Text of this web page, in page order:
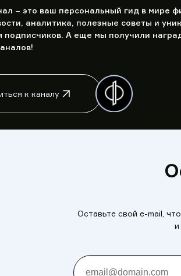
– это ваш персональный гид в мире
аналитика, полезные советы и
подписчиков. А еще мы получили
к каналу
Оставьте свой e-mail,
и